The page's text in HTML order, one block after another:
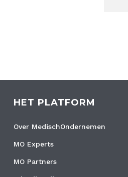
HET PLATFORM
Over MedischOndernemen
MO Experts
MO Partners